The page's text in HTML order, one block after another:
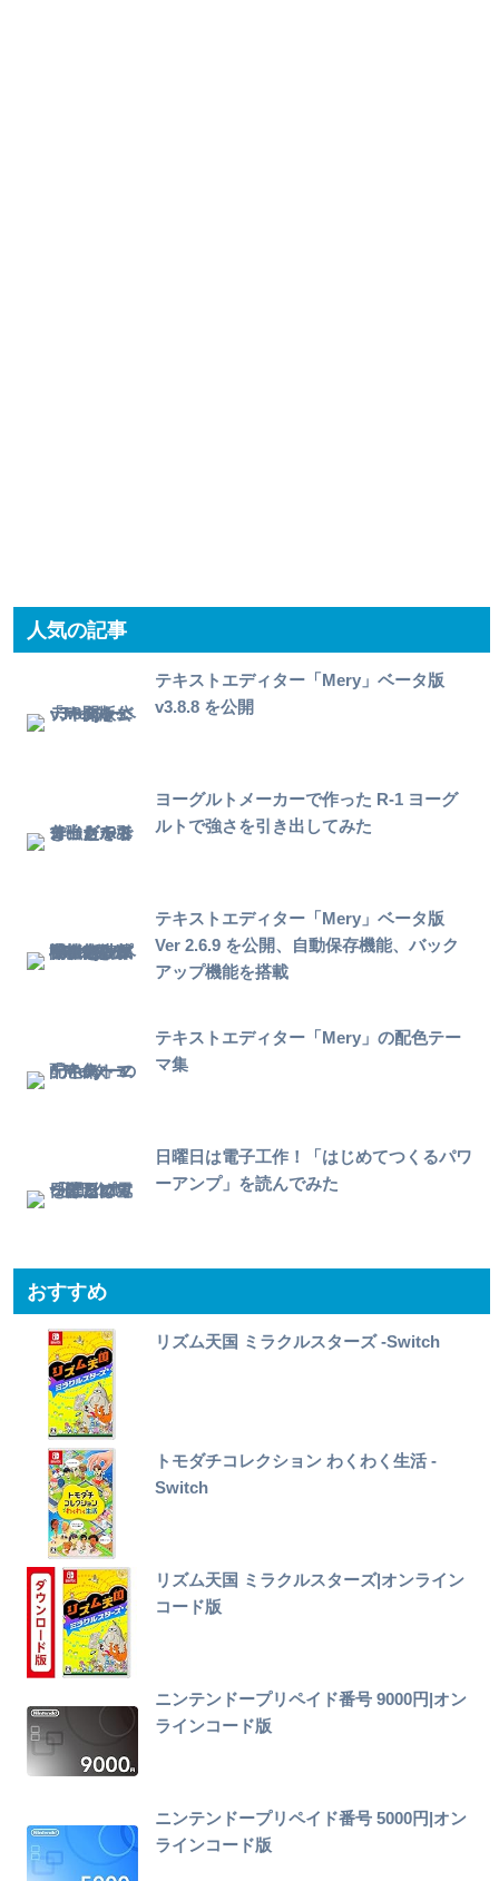
人気の記事
テキストエディター「Mery」ベータ版
v3.8.8 を公開
ヨーグルトメーカーで作った R-1 ヨーグ
ルトで強さを引き出してみた
テキストエディター「Mery」ベータ版
Ver 2.6.9 を公開、自動保存機能、バック
アップ機能を搭載
テキストエディター「Mery」の配色テー
マ集
日曜日は電子工作！「はじめてつくるパワ
ーアンプ」を読んでみた
おすすめ
リズム天国 ミラクルスターズ -Switch
トモダチコレクション わくわく生活 -
Switch
リズム天国 ミラクルスターズ|オンライン
コード版
ニンテンドープリペイド番号 9000円|オン
ラインコード版
ニンテンドープリペイド番号 5000円|オン
ラインコード版